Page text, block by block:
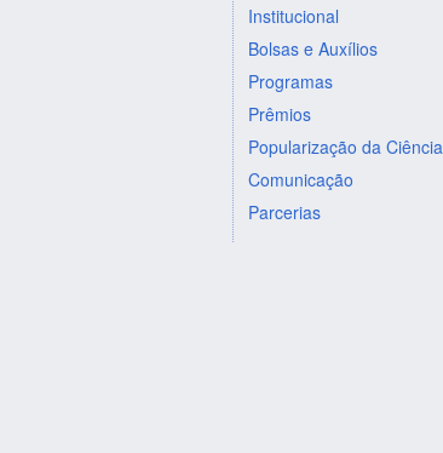
Institucional
Bolsas e Auxílios
Programas
Prêmios
Popularização da Ciência
Comunicação
Parcerias